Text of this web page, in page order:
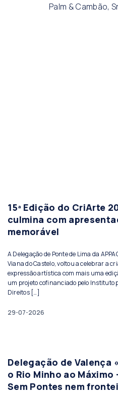
Palm & Cambão,
15ª Edição do CriArte
culmina com
memorável
A Delegação de Ponte de Lima da
Viana do Castelo, voltou a celebrar a
expressão artística com mais uma
um projeto cofinanciado pelo Instituto
Direitos […]
29-07-2026
Delegação de Valença
o Rio Minho ao Máximo
Sem Pontes nem